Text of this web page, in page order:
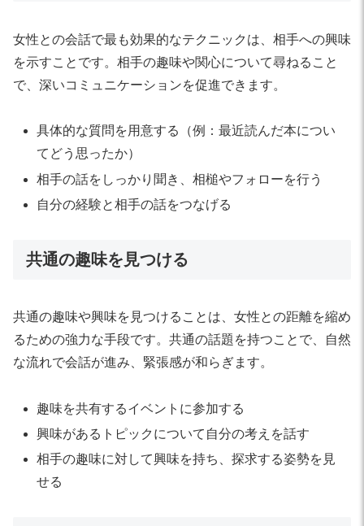
女性との会話で最も効果的なテクニックは、相手への興味
を示すことです。相手の趣味や関心について尋ねること
で、深いコミュニケーションを促進できます。
具体的な質問を用意する（例：最近読んだ本につい
てどう思ったか）
相手の話をしっかり聞き、相槌やフォローを行う
自分の経験と相手の話をつなげる
共通の趣味を見つける
共通の趣味や興味を見つけることは、女性との距離を縮め
るための強力な手段です。共通の話題を持つことで、自然
な流れで会話が進み、緊張感が和らぎます。
趣味を共有するイベントに参加する
興味があるトピックについて自分の考えを話す
相手の趣味に対して興味を持ち、探求する姿勢を見
せる